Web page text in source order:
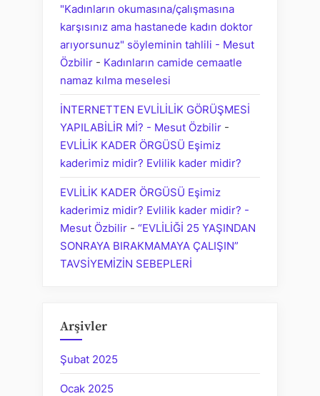
"Kadınların okumasına/çalışmasına
karşısınız ama hastanede kadın doktor
arıyorsunuz" söyleminin tahlili - Mesut
Özbilir - Kadınların camide cemaatle
namaz kılma meselesi
İNTERNETTEN EVLİLİLİK GÖRÜŞMESİ
YAPILABİLİR Mİ? - Mesut Özbilir -
EVLİLİK KADER ÖRGÜSÜ Eşimiz
kaderimiz midir? Evlilik kader midir?
EVLİLİK KADER ÖRGÜSÜ Eşimiz
kaderimiz midir? Evlilik kader midir? -
Mesut Özbilir - “EVLİLİĞİ 25 YAŞINDAN
SONRAYA BIRAKMAMAYA ÇALIŞIN”
TAVSİYEMİZİN SEBEPLERİ
Arşivler
Şubat 2025
Ocak 2025